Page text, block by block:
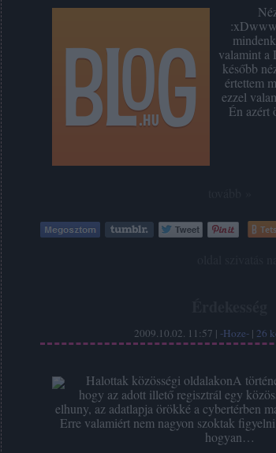
valamint
később
értettem
ezzel
Én azért
2009.10.02. 11:57 | -Hoze- | 26
Halottak közösségi oldalakonA
hogy az adott illető regisztrál egy
elhuny, az adatlapja örökké a cybertérben
Erre valamiért nem nagyon szoktak
hogyan…